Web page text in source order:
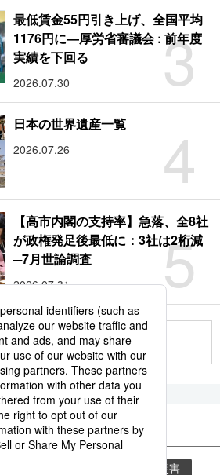
3
最低賃金55円引き上げ、全国平均
1176円に―厚労省審議会 : 前年度
実績を下回る
2026.07.30
4
日本の世界遺産一覧
2026.07.26
5
【高市内閣の支持率】急落、全8社
が政権発足後最低に：3社は2桁減
─7月世論調査
2026.07.31
もっと見る
ド
災害